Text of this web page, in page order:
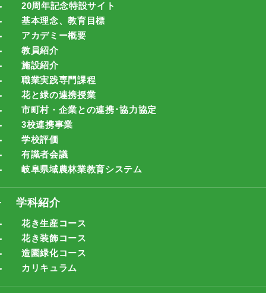
20周年記念特設サイト
基本理念、教育目標
アカデミー概要
教員紹介
施設紹介
職業実践専門課程
花と緑の連携授業
市町村・企業との連携･協力協定
3校連携事業
学校評価
有識者会議
岐阜県域農林業教育システム
学科紹介
花き生産コース
花き装飾コース
造園緑化コース
カリキュラム